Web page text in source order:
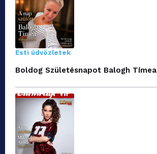
Esti üdvözletek
Boldog Születésnapot Balogh Tímea